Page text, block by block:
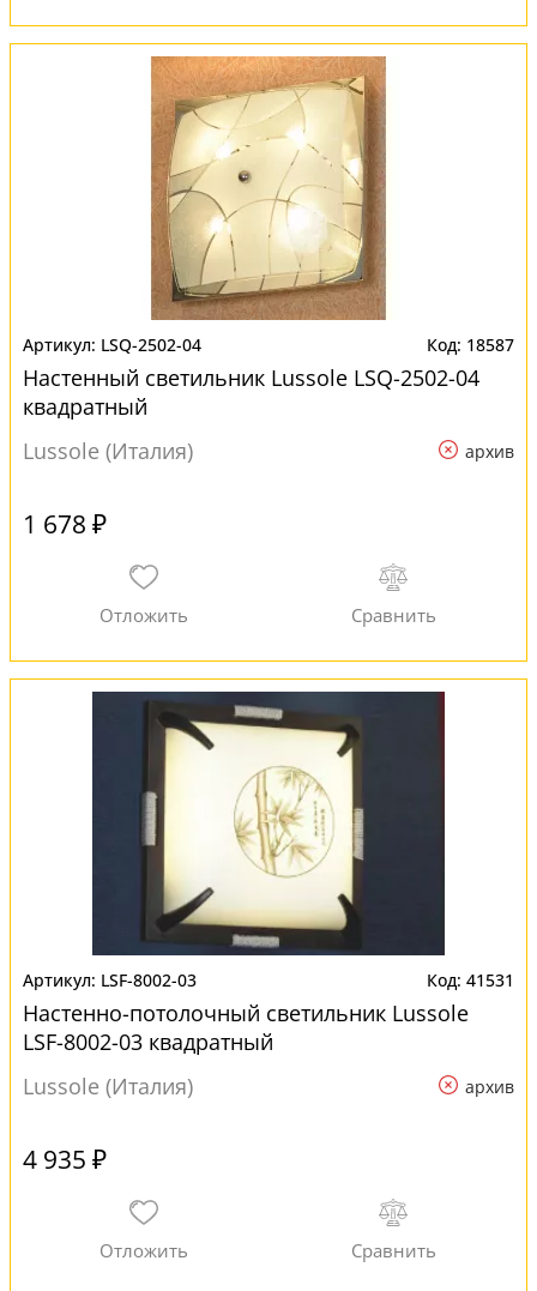
LSQ-2502-04 18587
Настенный светильник Lussole LSQ-2502-04
квадратный
Lussole (Италия)
архив
1 678 ₽
LSF-8002-03 41531
Настенно-потолочный светильник Lussole
LSF-8002-03 квадратный
Lussole (Италия)
архив
4 935 ₽